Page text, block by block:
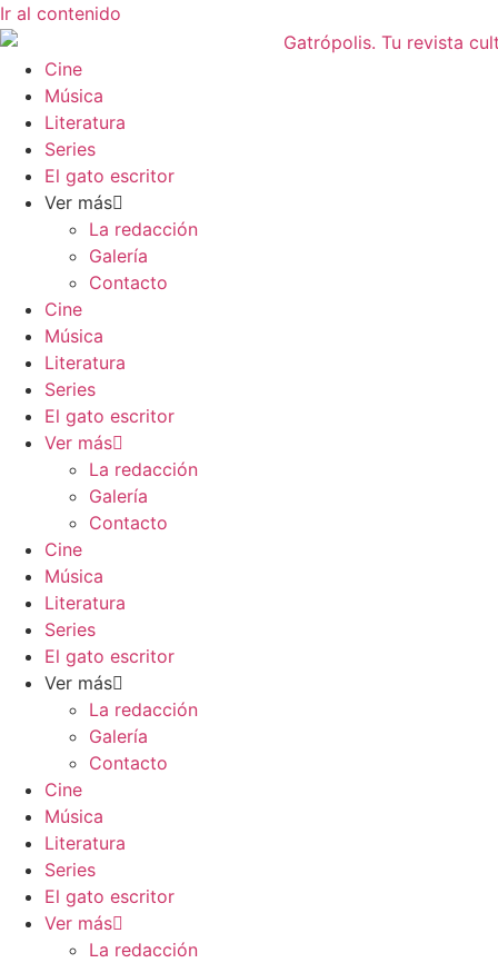
Ir al contenido
Cine
Música
Literatura
Series
El gato escritor
Ver más
La redacción
Galería
Contacto
Cine
Música
Literatura
Series
El gato escritor
Ver más
La redacción
Galería
Contacto
Cine
Música
Literatura
Series
El gato escritor
Ver más
La redacción
Galería
Contacto
Cine
Música
Literatura
Series
El gato escritor
Ver más
La redacción